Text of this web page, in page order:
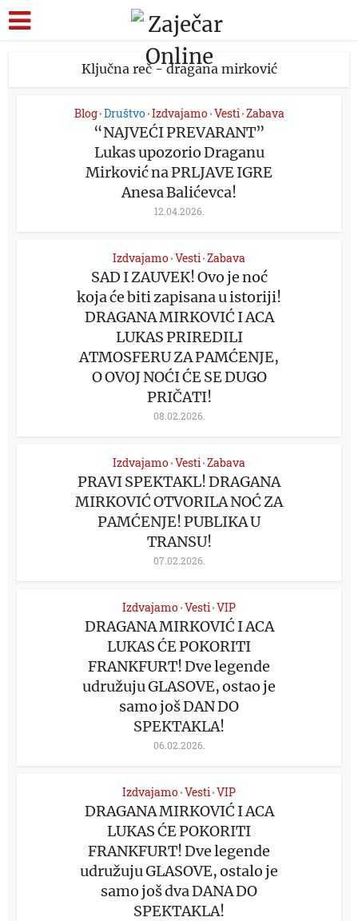
Ključna reč - dragana mirković
Blog •Društvo •Izdvajamo •Vesti •Zabava
“NAJVEĆI PREVARANT”
Lukas upozorio Draganu
Mirković na PRLJAVE IGRE
Anesa Balićevca!
12.04.2026.
Izdvajamo•Vesti•Zabava
SAD I ZAUVEK! Ovo je noć
koja će biti zapisana u istoriji!
DRAGANA MIRKOVIĆ I ACA
LUKAS PRIREDILI
ATMOSFERU ZA PAMĆENJE,
O OVOJ NOĆI ĆE SE DUGO
PRIČATI!
08.02.2026.
Izdvajamo•Vesti•Zabava
PRAVI SPEKTAKL! DRAGANA
MIRKOVIĆ OTVORILA NOĆ ZA
PAMĆENJE! PUBLIKA U
TRANSU!
07.02.2026.
Izdvajamo•Vesti•VIP
DRAGANA MIRKOVIĆ I ACA
LUKAS ĆE POKORITI
FRANKFURT! Dve legende
udružuju GLASOVE, ostao je
samo još DAN DO
SPEKTAKLA!
06.02.2026.
Izdvajamo•Vesti•VIP
DRAGANA MIRKOVIĆ I ACA
LUKAS ĆE POKORITI
FRANKFURT! Dve legende
udružuju GLASOVE, ostalo je
samo još dva DANA DO
SPEKTAKLA!